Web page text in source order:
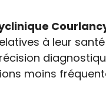
à leur
moins